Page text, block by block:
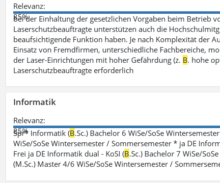
Relevanz:
85%
bei der Einhaltung der gesetzlichen Vorgaben beim Betrieb
Laserschutzbeauftragte unterstützen auch die
beaufsichtigende Funktion haben. Je nach Komplexität der
Einsatz von Fremdfirmen, unterschiedliche Fachbereiche,
der Laser-Einrichtungen mit hoher Gefährdung (z. B. hohe
Laserschutzbeauftragte erforderlich
Informatik
Relevanz:
85%
Spr* Informatik (B.Sc.) Bachelor 6 WiSe/SoSe
WiSe/SoSe Wintersemester / Sommersemester * ja DE
Frei ja DE Informatik dual - KoSI (B.Sc.) Bachelor 7 WiSe/
(M.Sc.) Master 4/6 WiSe/SoSe Wintersemester /